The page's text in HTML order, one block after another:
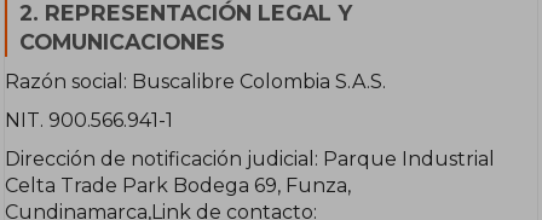
2. REPRESENTACIÓN LEGAL Y
COMUNICACIONES
Razón social: Buscalibre Colombia S.A.S.
NIT. 900.566.941-1
Dirección de notificación judicial: Parque Industrial
Celta Trade Park Bodega 69, Funza,
Cundinamarca,Link de contacto: